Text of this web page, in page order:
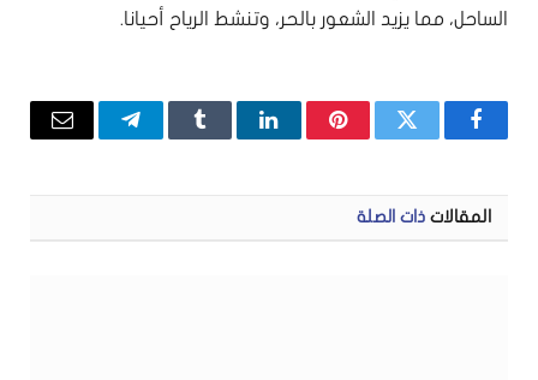
الساحل، مما يزيد الشعور بالحر، وتنشط الرياح أحيانا.
فيسبوكتويتر بينتيريستلينكدإنTumblrتيلقرامالبريد
المقالات ذات الصلة